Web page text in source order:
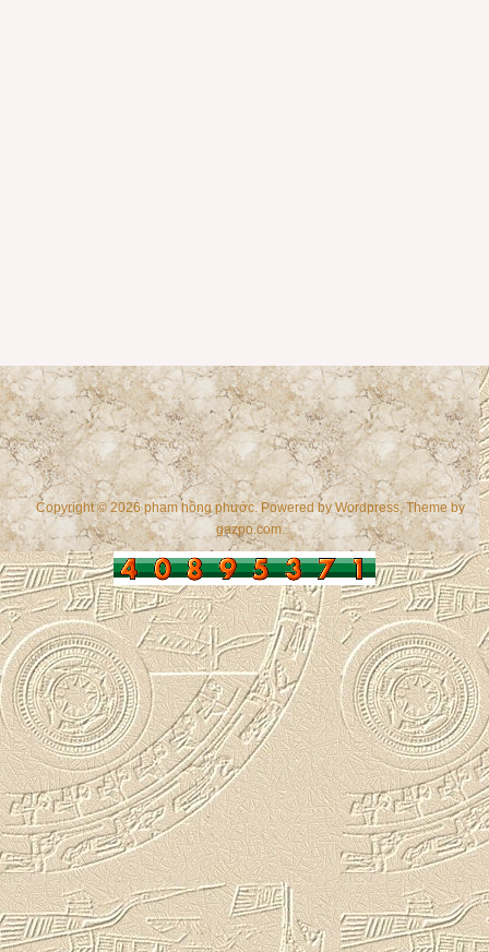
Copyright © 2026 phạm hồng phước. Powered byWordpress, Theme by
gazpo.com.